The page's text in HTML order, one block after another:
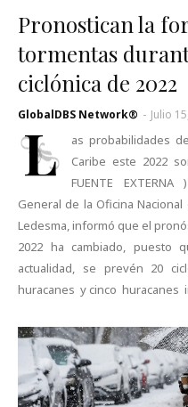
Pronostican la
tormentas
ciclónica de 2022
GlobalDBS Network® - Julio
L
as probabilidades
Caribe este 2022
FUENTE
General de la Oficina
Ledesma, informó que el
2022 ha cambiado, puesto
actualidad, se prevén 20
huracanes y cinco huracanes